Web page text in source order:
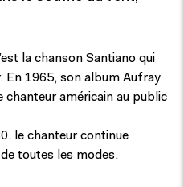
la chanson Santiano qui
En 1965, son album Aufray
américain au public
le chanteur continue
toutes les modes.